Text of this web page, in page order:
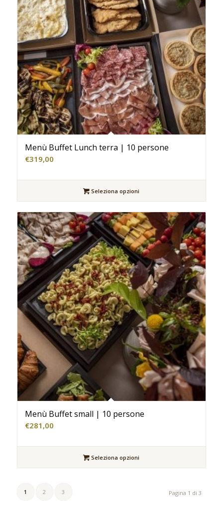
Menù Buffet Lunch terra | 10 persone
€319,00
Seleziona opzioni
Menù Buffet small | 10 persone
€281,00
Seleziona opzioni
Pagina 1 di 3
1 2 3